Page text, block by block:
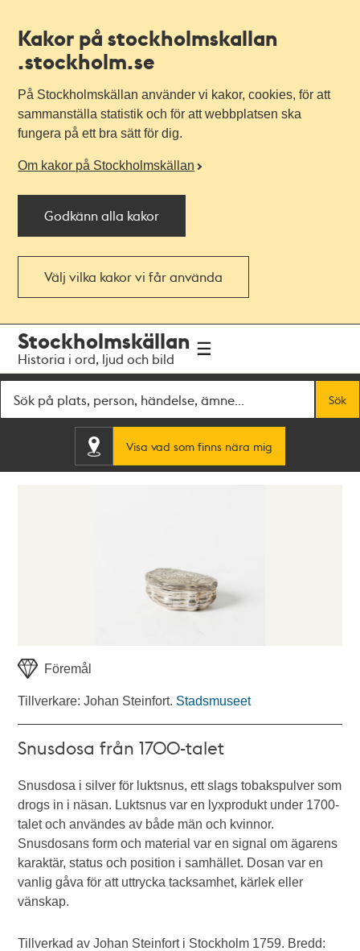
Kakor på stockholmskallan
.stockholm.se
På Stockholmskällan använder vi kakor, cookies, för att
sammanställa statistik och för att webbplatsen ska
fungera på ett bra sätt för dig.
Om kakor på Stockholmskällan
Godkänn alla kakor
Välj vilka kakor vi får använda
navigationen
huvudinnehållet
Stockholmskällan
Historia i ord, ljud och bild
Sök
Visa vad som finns nära mig
Föremål
Tillverkare: Johan Steinfort. Stadsmuseet
Snusdosa från 1700-talet
Snusdosa i silver för luktsnus, ett slags tobakspulver som
drogs in i näsan. Luktsnus var en lyxprodukt under 1700-
talet och användes av både män och kvinnor.
Snusdosans form och material var en signal om ägarens
karaktär, status och position i samhället. Dosan var en
vanlig gåva för att uttrycka tacksamhet, kärlek eller
vänskap.
Tillverkad av Johan Steinfort i Stockholm 1759. Bredd: